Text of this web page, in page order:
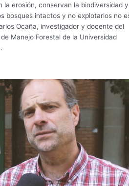
la erosión, conservan la biodiversidad y
bosques intactos y no explotarlos no
Ocaña, investigador y docente del
Manejo Forestal de la Universidad